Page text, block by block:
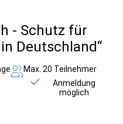
- Schutz für
Deutschland“
Max. 20 Teilnehmer
Anmeldung
möglich